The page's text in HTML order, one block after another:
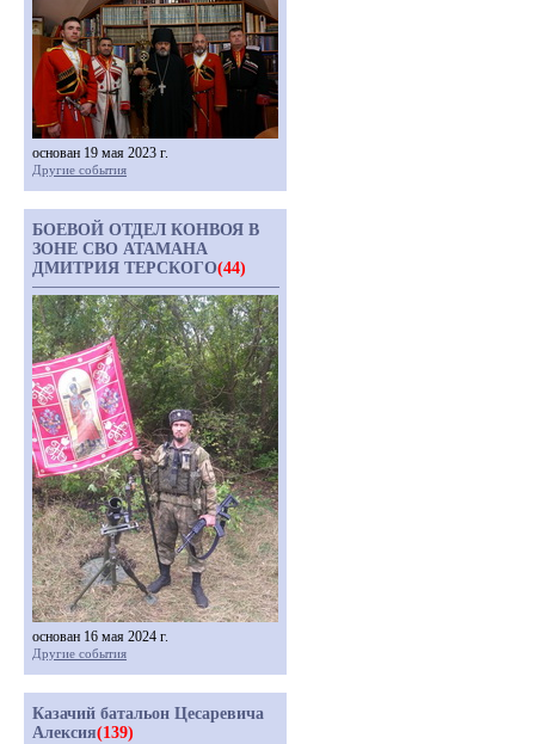
основан 19 мая 2023 г.
Другие события
БОЕВОЙ ОТДЕЛ КОНВОЯ В
ЗОНЕ СВО АТАМАНА
ДМИТРИЯ ТЕРСКОГО(44)
основан 16 мая 2024 г.
Другие события
Казачий батальон Цесаревича
Алексия(139)